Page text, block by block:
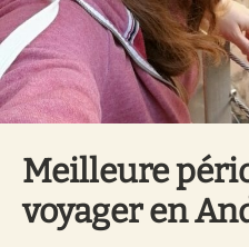
Meilleure
voyager en